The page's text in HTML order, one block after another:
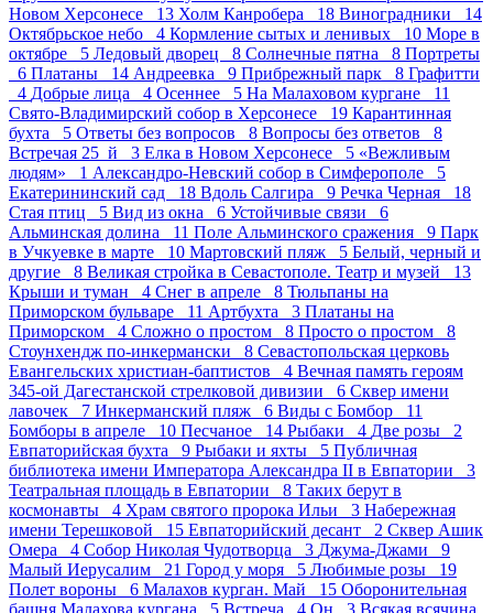
Новом Херсонесе 13 Холм Канробера 18 Виноградники 14
Октябрьское небо 4 Кормление сытых и ленивых 10 Море в
октябре 5 Ледовый дворец 8 Солнечные пятна 8 Портреты
6 Платаны 14 Андреевка 9 Прибрежный парк 8 Графитти
4 Добрые лица 4 Осеннее 5 На Малаховом кургане 11
Свято-Владимирский собор в Херсонесе 19 Карантинная
бухта 5 Ответы без вопросов 8 Вопросы без ответов 8
Встречая 25_й 3 Елка в Новом Херсонесе 5 «Вежливым
людям» 1 Александро-Невский собор в Симферополе 5
Екатерининский сад 18 Вдоль Салгира 9 Речка Черная 18
Стая птиц 5 Вид из окна 6 Устойчивые связи 6
Альминская долина 11 Поле Альминского сражения 9 Парк
в Учкуевке в марте 10 Мартовский пляж 5 Белый, черный и
другие 8 Великая стройка в Севастополе. Театр и музей 13
Крыши и туман 4 Снег в апреле 8 Тюльпаны на
Приморском бульваре 11 Артбухта 3 Платаны на
Приморском 4 Сложно о простом 8 Просто о простом 8
Стоунхендж по-инкермански 8 Севастопольская церковь
Евангельских христиан-баптистов 4 Вечная память героям
345-ой Дагестанской стрелковой дивизии 6 Сквер имени
лавочек 7 Инкерманский пляж 6 Виды с Бомбор 11
Бомборы в апреле 10 Песчаное 14 Рыбаки 4 Две розы 2
Евпаторийская бухта 9 Рыбаки и яхты 5 Публичная
библиотека имени Императора Александра II в Евпатории 3
Театральная площадь в Евпатории 8 Таких берут в
космонавты 4 Храм святого пророка Ильи 3 Набережная
имени Терешковой 15 Евпаторийский десант 2 Сквер Ашик
Омера 4 Собор Николая Чудотворца 3 Джума-Джами 9
Малый Иерусалим 21 Город у моря 5 Любимые розы 19
Полет вороны 6 Малахов курган. Май 15 Оборонительная
башня Малахова кургана 5 Встреча 4 Он 3 Всякая всячина